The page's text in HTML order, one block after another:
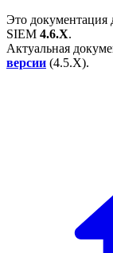
Это документация
SIEM 4.6.X.
Актуальная
версии (4.5.X).